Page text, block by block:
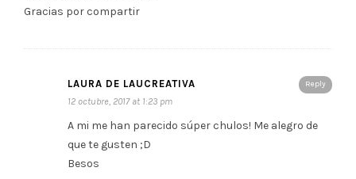
Gracias por compartir
Reply
LAURA DE LAUCREATIVA
12 octubre, 2017 at 1:23 pm
A mi me han parecido súper chulos! Me alegro de
que te gusten ;D
Besos